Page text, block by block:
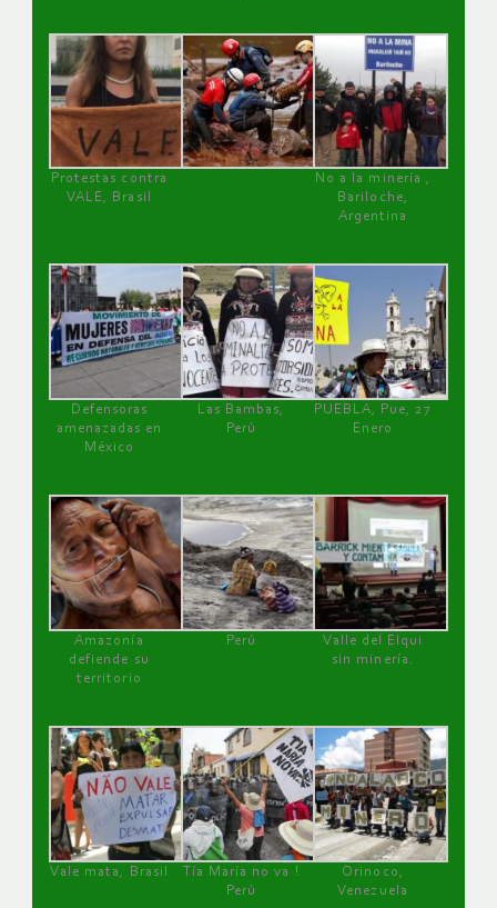
Protestas contra
VALE, Brasil
No a la minería ,
Bariloche,
Argentina
Defensoras
amenazadas en
México
Las Bambas,
Perú
PUEBLA, Pue, 27
Enero
Amazonía
defiende su
territorio
Perú
Valle del Elqui
sin minería.
Vale mata, Brasil
Tía María no va !
Perú
Orinoco,
Venezuela